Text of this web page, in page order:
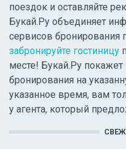
поездок и оставляйте
Букай.Ру объединяет
сервисов бронирования
забронируйте гостиницу
месте! Букай.Ру
бронирования на
указанное время, вам
у агента, который